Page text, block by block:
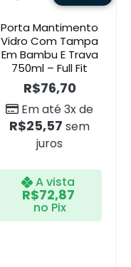
Porta Mantimento
Vidro Com Tampa
Em Bambu E Trava
750ml – Full Fit
R$76,70
Em até 3x de
R$25,57 sem
juros
A vista
R$72,87
no Pix